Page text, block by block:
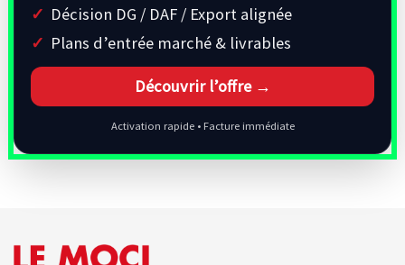
Décision DG / DAF / Export alignée
Plans d’entrée marché & livrables
Découvrir l’offre →
Activation rapide • Facture immédiate